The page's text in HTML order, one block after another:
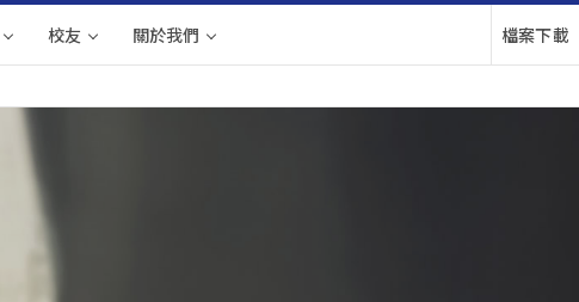
校友 關於我們 檔案下載